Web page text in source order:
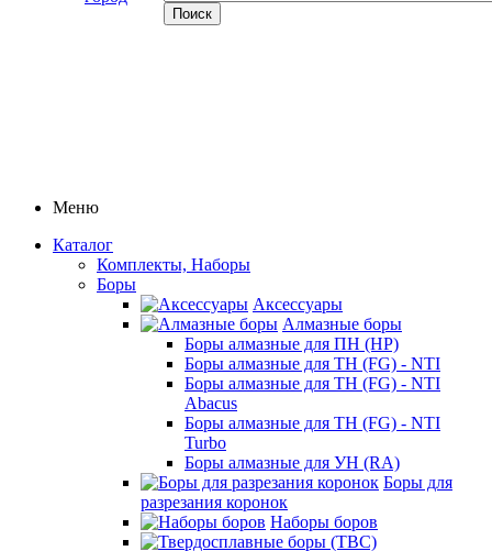
Меню
Каталог
Комплекты, Наборы
Боры
Аксессуары
Алмазные боры
Боры алмазные для ПН (HP)
Боры алмазные для ТН (FG) - NTI
Боры алмазные для ТН (FG) - NTI
Abacus
Боры алмазные для ТН (FG) - NTI
Turbo
Боры алмазные для УН (RA)
Боры для
разрезания коронок
Наборы боров